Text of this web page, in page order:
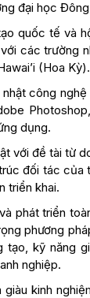
đại học
quốc tế và
các trường
(Hoa Kỳ).
công
dụng.
với đề tài từ
đối tác của
triển khai.
phát triển
phương
tạo, kỹ năng
nghiệp.
kinh